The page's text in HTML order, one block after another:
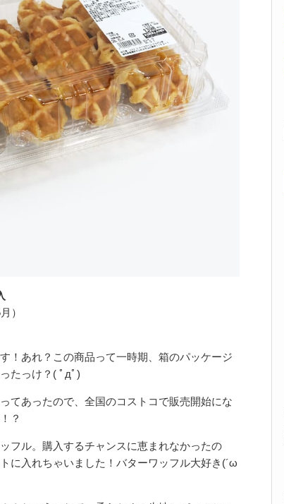
）
！あれ？この商品って一時期、箱のパッケージ
たっけ？( ﾟдﾟ)
てあったので、全国のコストコで販売開始にな
？
フル。購入するチャンスに恵まれなかったの
に入れちゃいました！バターワッフル大好き(´ω